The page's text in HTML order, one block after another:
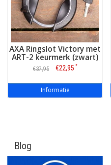
AXA Ringslot Victory met
ART-2 keurmerk (zwart)
€37,95 €22,95 *
Informatie
Blog